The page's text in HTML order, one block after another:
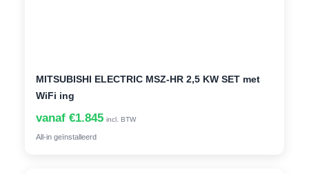
MITSUBISHI ELECTRIC MSZ-HR 2,5 KW SET met
WiFi ing
vanaf €1.845 incl. BTW
All-in geïnstalleerd